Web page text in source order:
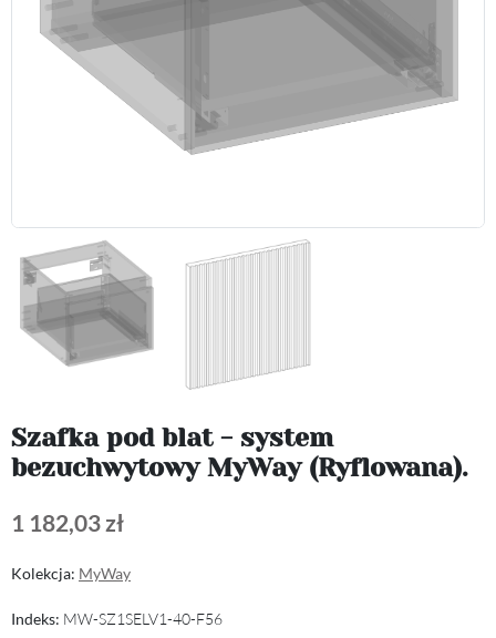
Szafka pod blat - system
bezuchwytowy MyWay (Ryflowana).
1 182,03 zł
Kolekcja: MyWay
Indeks: MW-SZ1SELV1-40-F56